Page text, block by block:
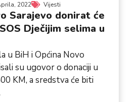
2022 Vijesti
Sarajevo donirat će
Dječijim selima u
u BiH i Općina Novo
su ugovor o donaciji u
KM, a sredstva će biti